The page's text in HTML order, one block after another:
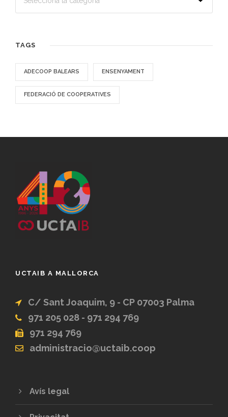
TAGS
ADECOOP BALEARS ENSENYAMENT
FEDERACIÓ DE COOPERATIVES
UCTAIB A MALLORCA
C/ Sant Joaquim, 9 - CP 07003 Palma
971 205 028 - 971 294 769
971 294 769
administracio@uctaib.coop
Avís legal